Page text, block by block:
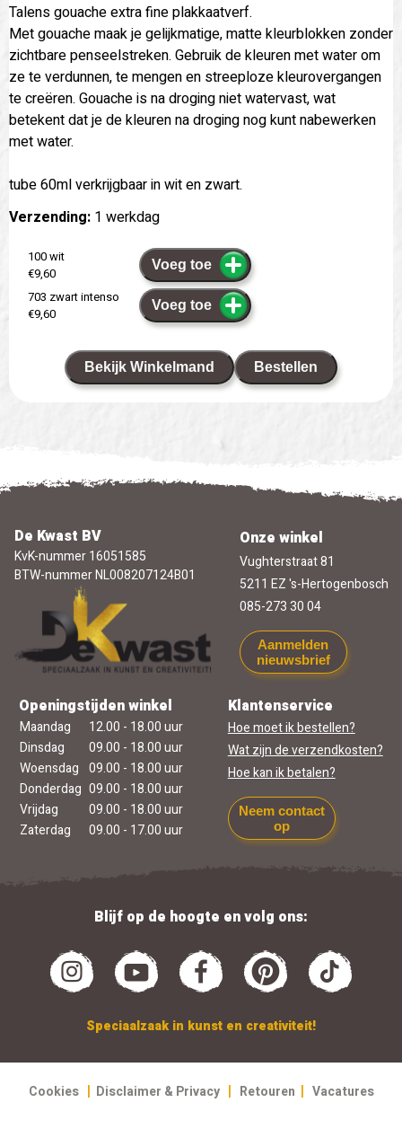
Talens gouache extra fine plakkaatverf.
Met gouache maak je gelijkmatige, matte kleurblokken zonder
zichtbare penseelstreken. Gebruik de kleuren met water om
ze te verdunnen, te mengen en streeploze kleurovergangen
te creëren. Gouache is na droging niet watervast, wat
betekent dat je de kleuren na droging nog kunt nabewerken
met water.
tube 60ml verkrijgbaar in wit en zwart.
Verzending: 1 werkdag
100 wit
€9,60
Voeg toe
703 zwart intenso
€9,60
Voeg toe
Bekijk Winkelmand Bestellen
De Kwast BV
KvK-nummer 16051585
BTW-nummer NL008207124B01
Onze winkel
Vughterstraat 81
5211 EZ 's-Hertogenbosch
085-273 30 04
Aanmelden
nieuwsbrief
Openingstijden winkel
Maandag
12.00 - 18.00 uur
Dinsdag
09.00 - 18.00 uur
Woensdag 09.00 - 18.00 uur
Donderdag 09.00 - 18.00 uur
Vrijdag
09.00 - 18.00 uur
Zaterdag
09.00 - 17.00 uur
Klantenservice
Hoe moet ik bestellen?
Wat zijn de verzendkosten?
Hoe kan ik betalen?
Neem contact
op
Blijf op de hoogte en volg ons:
Speciaalzaak in kunst en creativiteit!
Cookies | Disclaimer & Privacy | Retouren | Vacatures